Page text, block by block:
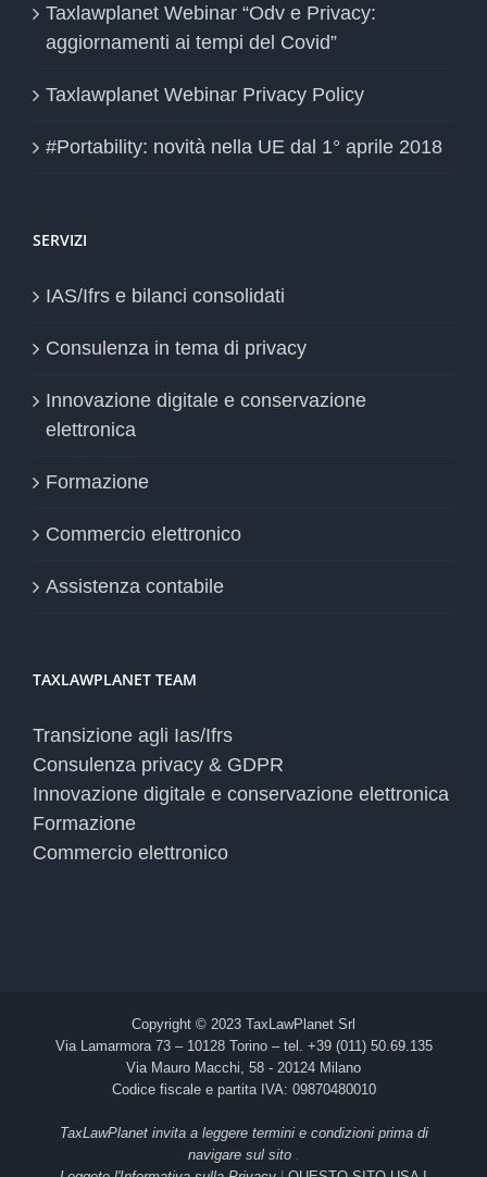
Taxlawplanet Webinar “Odv e Privacy:
aggiornamenti ai tempi del Covid”
Taxlawplanet Webinar Privacy Policy
#Portability: novità nella UE dal 1° aprile 2018
SERVIZI
IAS/Ifrs e bilanci consolidati
Consulenza in tema di privacy
Innovazione digitale e conservazione
elettronica
Formazione
Commercio elettronico
Assistenza contabile
TAXLAWPLANET TEAM
Transizione agli Ias/Ifrs
Consulenza privacy & GDPR
Innovazione digitale e conservazione elettronica
Formazione
Commercio elettronico
Copyright © 2023 TaxLawPlanet Srl
Via Lamarmora 73 – 10128 Torino – tel. +39 (011) 50.69.135
Via Mauro Macchi, 58 - 20124 Milano
Codice fiscale e partita IVA: 09870480010
TaxLawPlanet invita a leggere termini e condizioni prima di
navigare sul sito